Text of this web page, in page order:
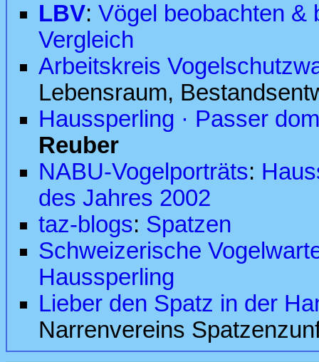
LBV: Vögel beobachten &
Vergleich
Arbeitskreis
Lebensraum,
Haussperling · Passer
Reuber
NABU-Vogelporträts:
des Jahres 2002
taz-blogs: Spatzen
Schweizerische
Haussperling
Lieber den Spatz in der
Narrenvereins